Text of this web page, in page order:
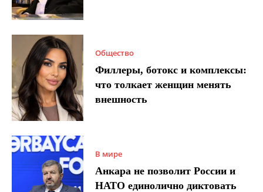
Общество
Филлеры, ботокс и комплексы:
что толкает женщин менять
внешность
В мире
Анкара не позволит России и
НАТО единолично диктовать